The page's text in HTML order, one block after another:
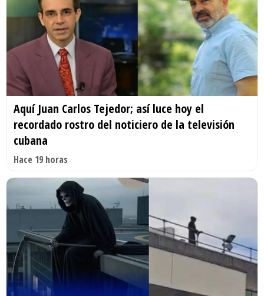
Aquí Juan Carlos Tejedor; así luce hoy el
recordado rostro del noticiero de la televisión
cubana
Hace 19 horas